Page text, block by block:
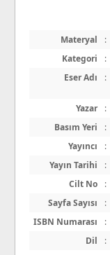
Materyal :
Kategori
:
Eser Adı
:
Yazar
:
Basım Yeri
:
Yayıncı
:
Yayın Tarihi
:
Cilt No
:
Sayfa Sayısı
:
ISBN Numarası
:
Dil
: